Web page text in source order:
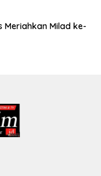
Meriahkan Milad ke-